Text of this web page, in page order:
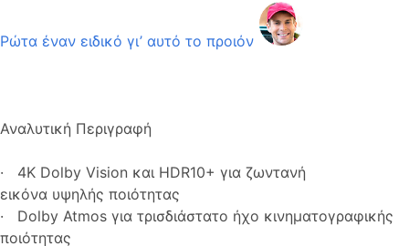
Ρώτα έναν ειδικό γι’ αυτό το προιόν
Αναλυτική Περιγραφή
· 4K Dolby Vision και HDR10+ για ζωντανή
εικόνα υψηλής ποιότητας
· Dolby Atmos για τρισδιάστατο ήχο κινηματογραφικής
ποιότητας